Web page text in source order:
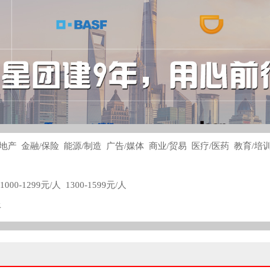
产 金融/保险 能源/制造 广告/媒体 商业/贸易 医疗/医药 教育/培训
1000-1299元/人 1300-1599元/人